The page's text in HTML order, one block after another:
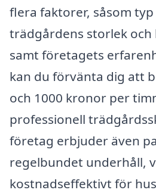
flera faktorer, såsom
trädgårdens storlek och
samt företagets
kan du förvänta dig att
och 1000 kronor per
professionell
företag erbjuder även
regelbundet underhåll,
kostnadseffektivt för